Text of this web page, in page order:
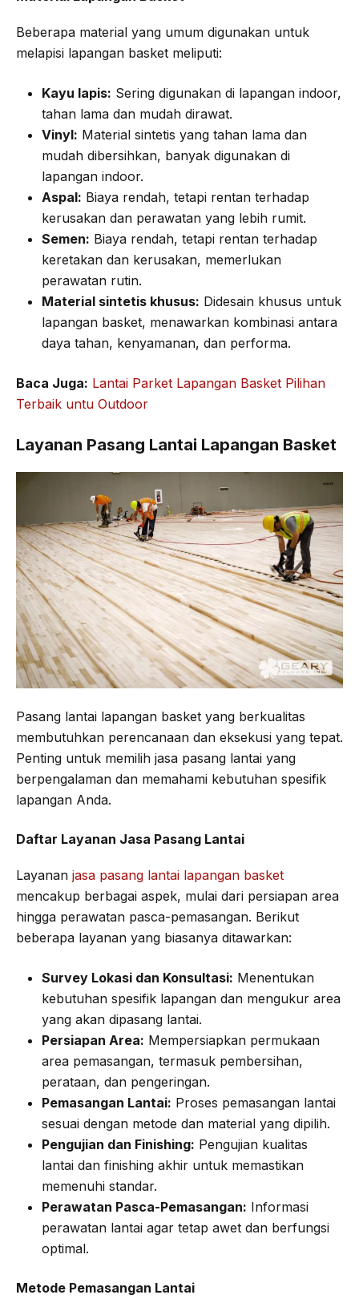
Beberapa material yang umum digunakan untuk
melapisi lapangan basket meliputi:
Kayu lapis: Sering digunakan di lapangan indoor,
tahan lama dan mudah dirawat.
Vinyl: Material sintetis yang tahan lama dan
mudah dibersihkan, banyak digunakan di
lapangan indoor.
Aspal: Biaya rendah, tetapi rentan terhadap
kerusakan dan perawatan yang lebih rumit.
Semen: Biaya rendah, tetapi rentan terhadap
keretakan dan kerusakan, memerlukan
perawatan rutin.
Material sintetis khusus: Didesain khusus untuk
lapangan basket, menawarkan kombinasi antara
daya tahan, kenyamanan, dan performa.
Baca Juga: Lantai Parket Lapangan Basket Pilihan
Terbaik untu Outdoor
Layanan Pasang Lantai Lapangan Basket
Pasang lantai lapangan basket yang berkualitas
membutuhkan perencanaan dan eksekusi yang tepat.
Penting untuk memilih jasa pasang lantai yang
berpengalaman dan memahami kebutuhan spesifik
lapangan Anda.
Daftar Layanan Jasa Pasang Lantai
Layanan jasa pasang lantai lapangan basket
mencakup berbagai aspek, mulai dari persiapan area
hingga perawatan pasca-pemasangan. Berikut
beberapa layanan yang biasanya ditawarkan:
Survey Lokasi dan Konsultasi: Menentukan
kebutuhan spesifik lapangan dan mengukur area
yang akan dipasang lantai.
Persiapan Area: Mempersiapkan permukaan
area pemasangan, termasuk pembersihan,
perataan, dan pengeringan.
Pemasangan Lantai: Proses pemasangan lantai
sesuai dengan metode dan material yang dipilih.
Pengujian dan Finishing: Pengujian kualitas
lantai dan finishing akhir untuk memastikan
memenuhi standar.
Perawatan Pasca-Pemasangan: Informasi
perawatan lantai agar tetap awet dan berfungsi
optimal.
Metode Pemasangan Lantai